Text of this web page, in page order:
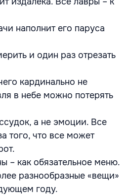
наполнит его паруса
и один раз отрезать
кардинально не
в небе можно потерять
а не эмоции. Все
того, что все может
– как обязательное меню.
разнообразные «вещи»
году.